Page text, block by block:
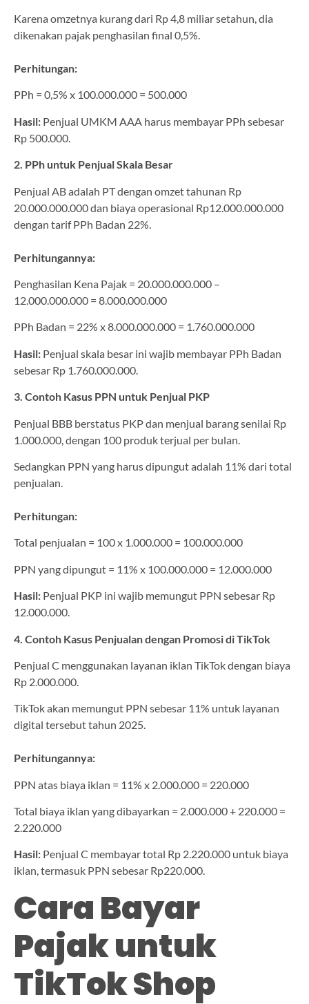
Karena omzetnya kurang dari Rp 4,8 miliar setahun, dia
dikenakan pajak penghasilan final 0,5%.
Perhitungan:
PPh = 0,5% x 100.000.000 = 500.000
Hasil: Penjual UMKM AAA harus membayar PPh sebesar
Rp 500.000.
2. PPh untuk Penjual Skala Besar
Penjual AB adalah PT dengan omzet tahunan Rp
20.000.000.000 dan biaya operasional Rp12.000.000.000
dengan tarif PPh Badan 22%.
Perhitungannya:
Penghasilan Kena Pajak = 20.000.000.000 –
12.000.000.000 = 8.000.000.000
PPh Badan = 22% x 8.000.000.000 = 1.760.000.000
Hasil: Penjual skala besar ini wajib membayar PPh Badan
sebesar Rp 1.760.000.000.
3. Contoh Kasus PPN untuk Penjual PKP
Penjual BBB berstatus PKP dan menjual barang senilai Rp
1.000.000, dengan 100 produk terjual per bulan.
Sedangkan PPN yang harus dipungut adalah 11% dari total
penjualan.
Perhitungan:
Total penjualan = 100 x 1.000.000 = 100.000.000
PPN yang dipungut = 11% x 100.000.000 = 12.000.000
Hasil: Penjual PKP ini wajib memungut PPN sebesar Rp
12.000.000.
4. Contoh Kasus Penjualan dengan Promosi di TikTok
Penjual C menggunakan layanan iklan TikTok dengan biaya
Rp 2.000.000.
TikTok akan memungut PPN sebesar 11% untuk layanan
digital tersebut tahun 2025.
Perhitungannya:
PPN atas biaya iklan = 11% x 2.000.000 = 220.000
Total biaya iklan yang dibayarkan = 2.000.000 + 220.000 =
2.220.000
Hasil: Penjual C membayar total Rp 2.220.000 untuk biaya
iklan, termasuk PPN sebesar Rp220.000.
Cara Bayar
Pajak untuk
TikTok Shop